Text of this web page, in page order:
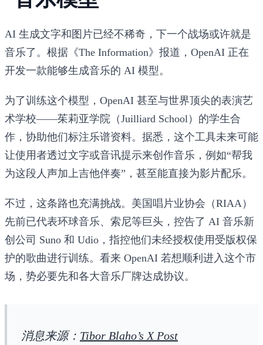
AI 生成文字和图片已经不稀奇，下一个战场或许就是
音乐了。根据《The Information》报道，OpenAI 正在
开发一款能够生成音乐的 AI 模型。
为了训练这个模型，OpenAI 甚至与世界顶尖的表演艺
术学校——茱莉亚学院（Juilliard School）的学生合
作，协助他们标注乐谱资料。据悉，这个工具未来可能
让使用者透过文字或音讯提示来创作音乐，例如“帮我
为这段人声加上吉他伴奏”，甚至能直接为影片配乐。
不过，这条路也充满挑战。美国唱片业协会（RIAA）
先前已代表环球音乐、索尼等巨头，控告了 AI 音乐新
创公司 Suno 和 Udio，指控他们未经授权使用受版权保
护的歌曲进行训练。看来 OpenAI 若想顺利进入这个市
场，势必要先和各大音乐厂牌达成协议。
消息来源： Tibor Blaho’s X Post